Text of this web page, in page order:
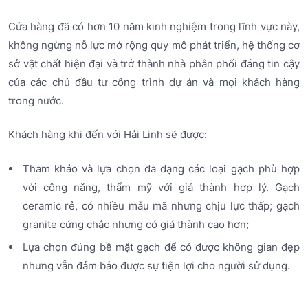
Cửa hàng đã có hơn 10 năm kinh nghiệm trong lĩnh vực này,
không ngừng nỗ lực mở rộng quy mô phát triển, hệ thống cơ
sở vật chất hiện đại và trở thành nhà phân phối đáng tin cậy
của các chủ đầu tư công trình dự án và mọi khách hàng
trong nước.
Khách hàng khi đến với Hải Linh sẽ được:
Tham khảo và lựa chọn đa dạng các loại gạch phù hợp
với công năng, thẩm mỹ với giá thành hợp lý. Gạch
ceramic rẻ, có nhiều mẫu mã nhưng chịu lực thấp; gạch
granite cứng chắc nhưng có giá thành cao hơn;
Lựa chọn đúng bề mặt gạch để có được không gian đẹp
nhưng vẫn đảm bảo được sự tiện lợi cho người sử dụng.